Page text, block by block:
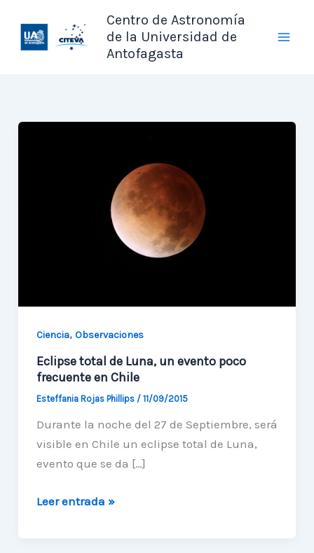
contenido
Centro de Astronomía
de la Universidad de
Antofagasta
Ciencia, Observaciones
Eclipse total de Luna, un evento poco
frecuente en Chile
Esteffania Rojas Phillips / 11/09/2015
Durante la noche del 27 de Septiembre, será
visible en Chile un eclipse total de Luna,
evento que se da […]
Eclipse
Leer entrada »